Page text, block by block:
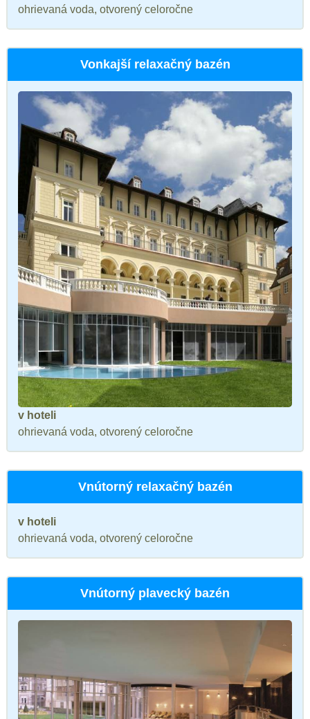
ohrievaná voda, otvorený celoročne
Vonkajší relaxačný bazén
v hoteli
ohrievaná voda, otvorený celoročne
Vnútorný relaxačný bazén
v hoteli
ohrievaná voda, otvorený celoročne
Vnútorný plavecký bazén